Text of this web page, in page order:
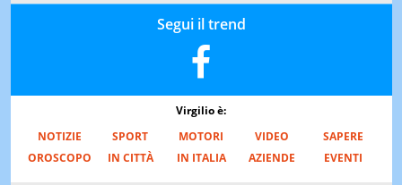
Segui il trend
Virgilio è:
NOTIZIE
SPORT MOTORI VIDEO
SAPERE
OROSCOPO
IN CITTÀ IN ITALIA AZIENDE EVENTI